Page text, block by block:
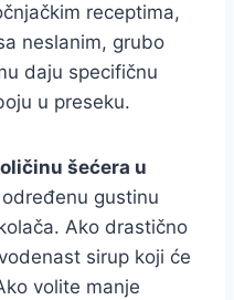
receptima,
neslanim, grubo
daju specifičnu
u preseku.
šećera u
gustinu
Ako drastično
sirup koji će
volite manje